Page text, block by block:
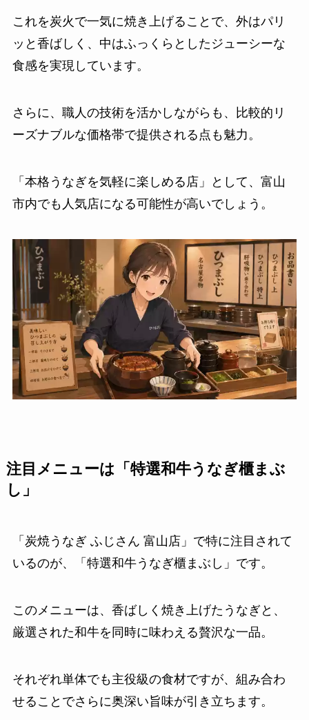
これを炭火で一気に焼き上げることで、外はパリ
ッと香ばしく、中はふっくらとしたジューシーな
食感を実現しています。
さらに、職人の技術を活かしながらも、比較的リ
ーズナブルな価格帯で提供される点も魅力。
「本格うなぎを気軽に楽しめる店」として、富山
市内でも人気店になる可能性が高いでしょう。
注目メニューは「特選和牛うなぎ櫃まぶ
し」
「炭焼うなぎ ふじさん 富山店」で特に注目されて
いるのが、「特選和牛うなぎ櫃まぶし」です。
このメニューは、香ばしく焼き上げたうなぎと、
厳選された和牛を同時に味わえる贅沢な一品。
それぞれ単体でも主役級の食材ですが、組み合わ
せることでさらに奥深い旨味が引き立ちます。